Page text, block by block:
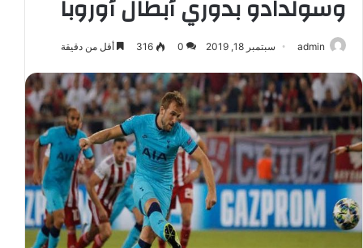
وسولدادو بدوري أبطال أوروبا
admin سبتمبر 18, 2019 0
316 أقل من دقيقة